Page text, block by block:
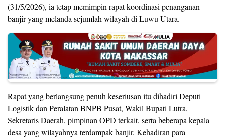
(31/5/2026), ia tetap memimpin rapat koordinasi penanganan
banjir yang melanda sejumlah wilayah di Luwu Utara.
Rapat yang berlangsung penuh keseriusan itu dihadiri Deputi
Logistik dan Peralatan BNPB Pusat, Wakil Bupati Lutra,
Sekretaris Daerah, pimpinan OPD terkait, serta beberapa kepala
desa yang wilayahnya terdampak banjir. Kehadiran para